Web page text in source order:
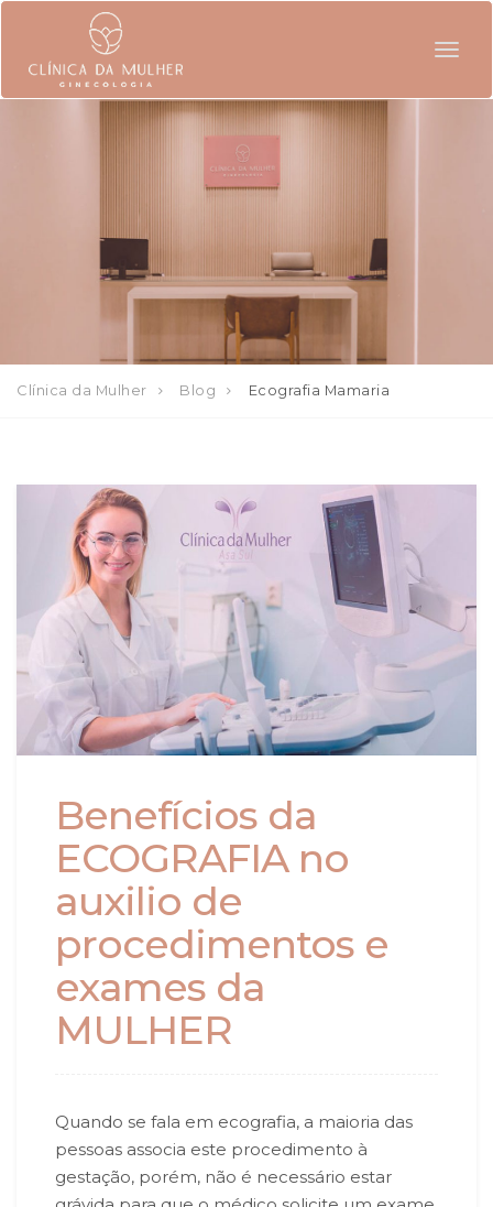
Clínica da Mulher Blog Ecografia Mamaria
Benefícios da
ECOGRAFIA no
auxilio de
procedimentos e
exames da
MULHER
Quando se fala em ecografia, a maioria das
pessoas associa este procedimento à
gestação, porém, não é necessário estar